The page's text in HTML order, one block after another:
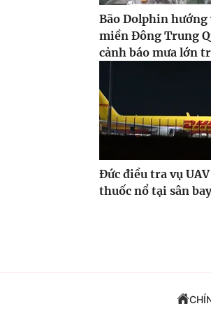
Bão Dolphin hướng
miền Đông Trung
cảnh báo mưa lớn
Đức điều tra vụ
thuốc nổ tại sân